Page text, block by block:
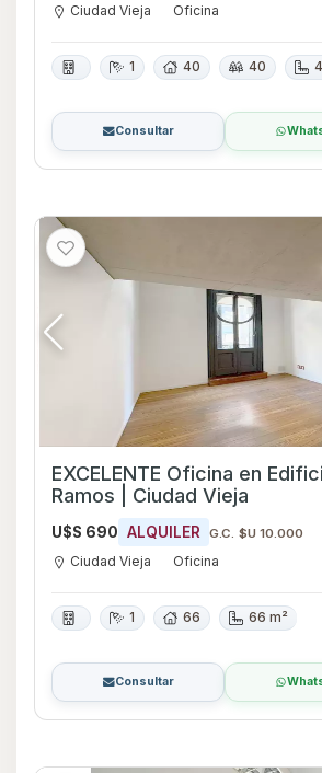
Ciudad Vieja Oficina
1 40 40
Consultar
EXCELENTE Oficina en
Ramos | Ciudad Vieja
U$S 690 ALQUILER G.C. $U 10.000
Ciudad Vieja Oficina
1 66 66 m²
Consultar